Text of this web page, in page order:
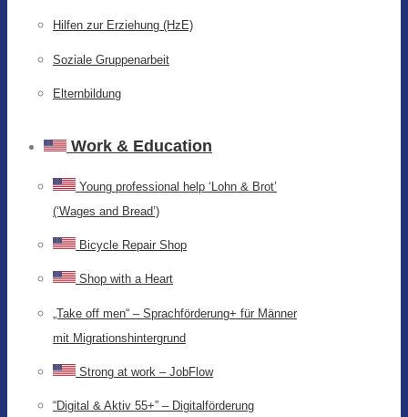
Hilfen zur Erziehung (HzE)
Soziale Gruppenarbeit
Elternbildung
Work & Education
Young professional help ‘Lohn & Brot’
(‘Wages and Bread’)
Bicycle Repair Shop
Shop with a Heart
„Take off men“ – Sprachförderung+ für Männer
mit Migrationshintergrund
Strong at work – JobFlow
“Digital & Aktiv 55+” – Digitalförderung